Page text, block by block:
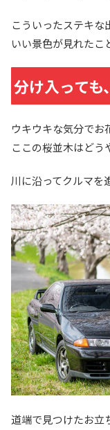
こういったステキな
いい景色が見れたこ
分け入って
ウキウキな気分でお
ここの桜並木はどう
川に沿ってクルマ
道端で見つけたお立